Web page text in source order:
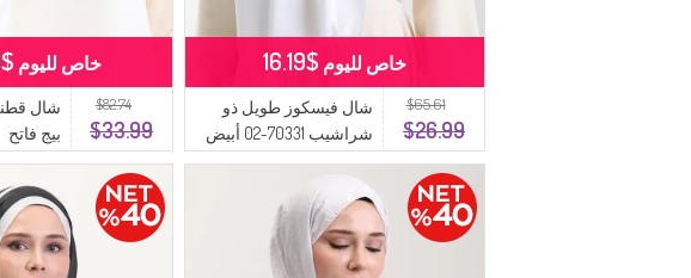
$65.61
$26.99
شال فيسكوز طويل ذو
شراشيب 70331-02 أبيض
خاص لليوم $16.19
$82.74
$33.99
بيج فاتح
خاص لليوم $20.39